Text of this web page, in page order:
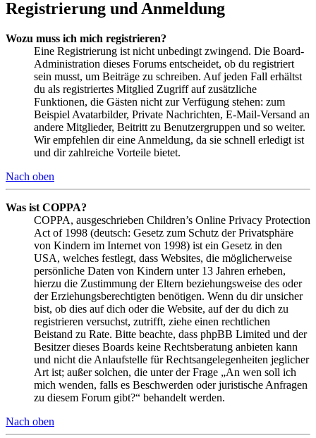
Registrierung und Anmeldung
Wozu muss ich mich registrieren?
Eine Registrierung ist nicht unbedingt zwingend. Die Board-
Administration dieses Forums entscheidet, ob du registriert
sein musst, um Beiträge zu schreiben. Auf jeden Fall erhältst
du als registriertes Mitglied Zugriff auf zusätzliche
Funktionen, die Gästen nicht zur Verfügung stehen: zum
Beispiel Avatarbilder, Private Nachrichten, E-Mail-Versand an
andere Mitglieder, Beitritt zu Benutzergruppen und so weiter.
Wir empfehlen dir eine Anmeldung, da sie schnell erledigt ist
und dir zahlreiche Vorteile bietet.
Nach oben
Was ist COPPA?
COPPA, ausgeschrieben Children’s Online Privacy Protection
Act of 1998 (deutsch: Gesetz zum Schutz der Privatsphäre
von Kindern im Internet von 1998) ist ein Gesetz in den
USA, welches festlegt, dass Websites, die möglicherweise
persönliche Daten von Kindern unter 13 Jahren erheben,
hierzu die Zustimmung der Eltern beziehungsweise des oder
der Erziehungsberechtigten benötigen. Wenn du dir unsicher
bist, ob dies auf dich oder die Website, auf der du dich zu
registrieren versuchst, zutrifft, ziehe einen rechtlichen
Beistand zu Rate. Bitte beachte, dass phpBB Limited und der
Besitzer dieses Boards keine Rechtsberatung anbieten kann
und nicht die Anlaufstelle für Rechtsangelegenheiten jeglicher
Art ist; außer solchen, die unter der Frage „An wen soll ich
mich wenden, falls es Beschwerden oder juristische Anfragen
zu diesem Forum gibt?“ behandelt werden.
Nach oben